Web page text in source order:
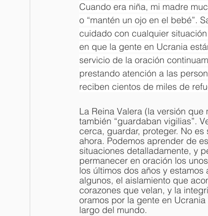
Cuando era niña, mi madre
o “mantén un ojo en el bebé”.
cuidado con cualquier
en que la gente en Ucrania
servicio de la oración
prestando atención a las
reciben cientos de miles de
La Reina Valera (la versión
también “guardaban vigilias”.
cerca, guardar, proteger. No
ahora. Podemos aprender de
situaciones detalladamente, y
permanecer en oración los
los últimos dos años y
algunos, el aislamiento que
corazones que velan, y la
oramos por la gente en
largo del mundo.